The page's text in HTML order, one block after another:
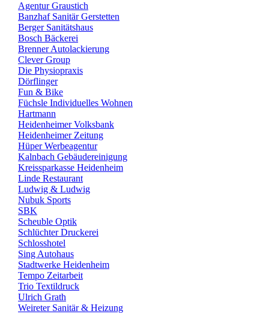
Agentur Graustich
Banzhaf Sanitär Gerstetten
Berger Sanitätshaus
Bosch Bäckerei
Brenner Autolackierung
Clever Group
Die Physiopraxis
Dörflinger
Fun & Bike
Füchsle Individuelles Wohnen
Hartmann
Heidenheimer Volksbank
Heidenheimer Zeitung
Hüper Werbeagentur
Kalnbach Gebäudereinigung
Kreissparkasse Heidenheim
Linde Restaurant
Ludwig & Ludwig
Nubuk Sports
SBK
Scheuble Optik
Schlüchter Druckerei
Schlosshotel
Sing Autohaus
Stadtwerke Heidenheim
Tempo Zeitarbeit
Trio Textildruck
Ulrich Grath
Weireter Sanitär & Heizung